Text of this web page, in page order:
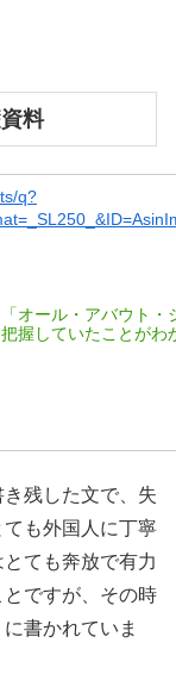
料
オール・アバウト・
握していたことがわ
残した文で、失
も外国人に丁寧
ても奔放で有力
ですが、その時
書かれていま